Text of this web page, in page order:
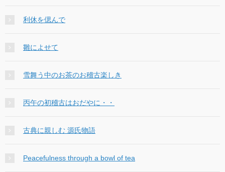
利休を偲んで
雛によせて
雪舞う中のお茶のお稽古楽しき
丙午の初稽古はおだやに・・
古典に親しむ 源氏物語
Peacefulness through a bowl of tea